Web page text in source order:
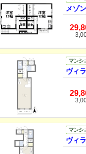
メゾ
ヴィ
ヴィ